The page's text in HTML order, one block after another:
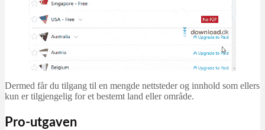
Dermed får du tilgang til en mengde nettsteder og innhold som ellers
kun er tilgjengelig for et bestemt land eller område.
Pro-utgaven